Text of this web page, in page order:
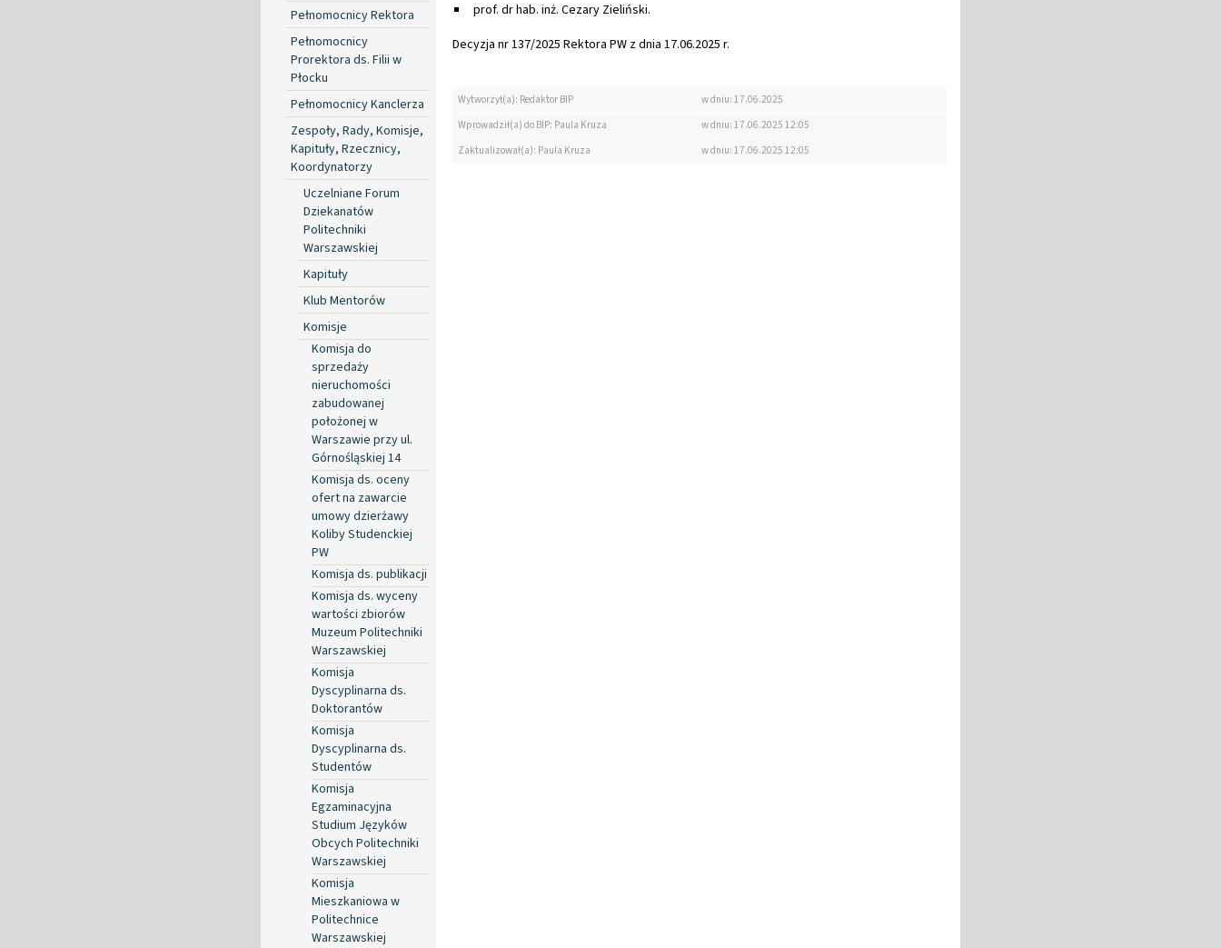
Pełnomocnicy Rektora
Pełnomocnicy
Prorektora ds. Filii w
Płocku
Pełnomocnicy Kanclerza
Zespoły, Rady, Komisje,
Kapituły, Rzecznicy,
Koordynatorzy
Uczelniane Forum
Dziekanatów
Politechniki
Warszawskiej
Kapituły
Klub Mentorów
Komisje
Komisja do
sprzedaży
nieruchomości
zabudowanej
położonej w
Warszawie przy ul.
Górnośląskiej 14
Komisja ds. oceny
ofert na zawarcie
umowy dzierżawy
Koliby Studenckiej
PW
Komisja ds. publikacji
Komisja ds. wyceny
wartości zbiorów
Muzeum Politechniki
Warszawskiej
Komisja
Dyscyplinarna ds.
Doktorantów
Komisja
Dyscyplinarna ds.
Studentów
Komisja
Egzaminacyjna
Studium Języków
Obcych Politechniki
Warszawskiej
Komisja
Mieszkaniowa w
Politechnice
Warszawskiej
prof. dr hab. inż. Cezary Zieliński.
Decyzja nr 137/2025 Rektora PW z dnia 17.06.2025 r.
Wytworzył(a): Redaktor BIP
w dniu: 17.06.2025
Wprowadził(a) do BIP: Paula Kruza
w dniu: 17.06.2025 12:05
Zaktualizował(a): Paula Kruza
w dniu: 17.06.2025 12:05